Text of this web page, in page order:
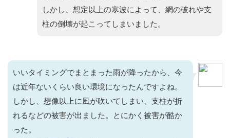
しかし、想定以上の寒波によって、網の破れや支
柱の倒壊が起こってしまいました。
いいタイミングでまとまった雨が降ったから、今
は近年ないくらい良い環境になったんですよね。
しかし、想像以上に風が吹いてしまい、支柱が折
れるなどの被害が出ました。とにかく被害が酷か
った。